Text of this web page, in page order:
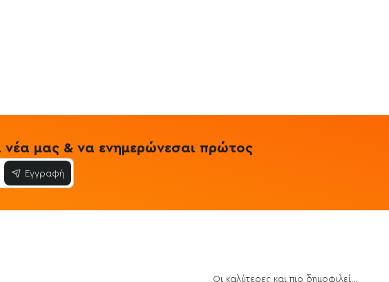
νέα μας & να ενημερώνεσαι πρώτος
Εγγραφή